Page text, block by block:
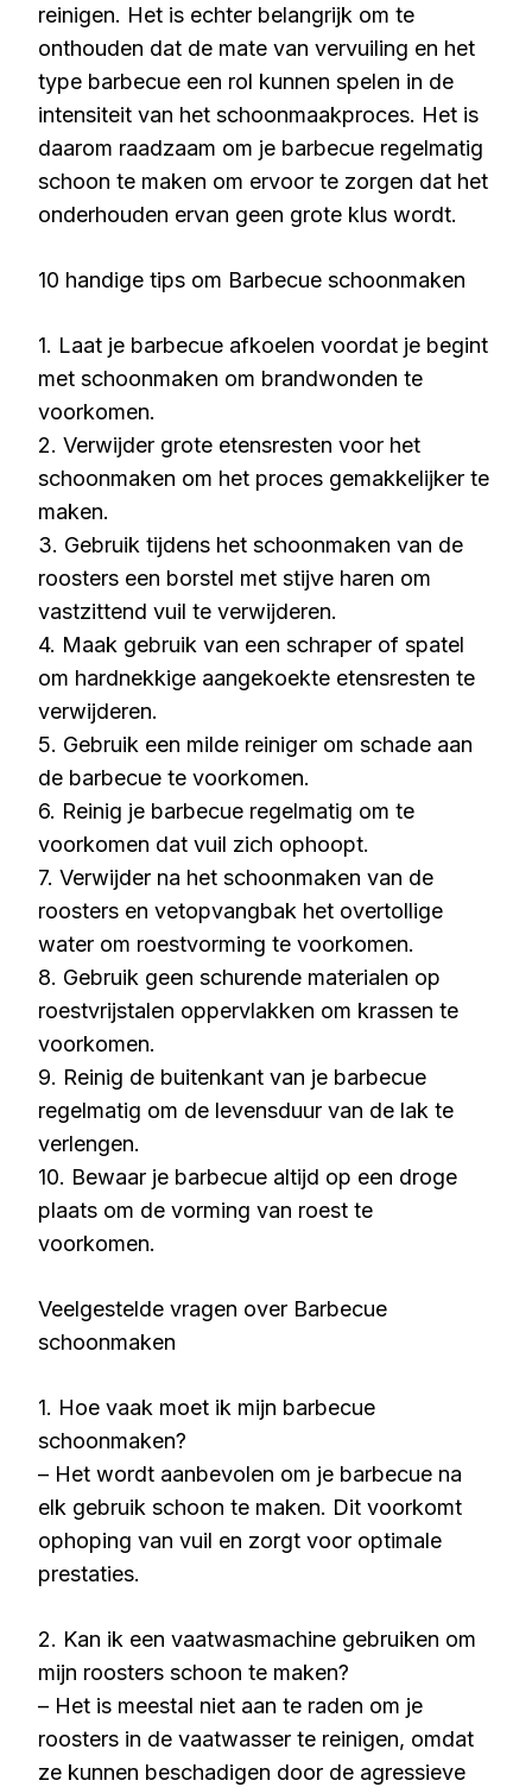
reinigen. Het is echter belangrijk om te
onthouden dat de mate van vervuiling en het
type barbecue een rol kunnen spelen in de
intensiteit van het schoonmaakproces. Het is
daarom raadzaam om je barbecue regelmatig
schoon te maken om ervoor te zorgen dat het
onderhouden ervan geen grote klus wordt.
10 handige tips om Barbecue schoonmaken
1. Laat je barbecue afkoelen voordat je begint
met schoonmaken om brandwonden te
voorkomen.
2. Verwijder grote etensresten voor het
schoonmaken om het proces gemakkelijker te
maken.
3. Gebruik tijdens het schoonmaken van de
roosters een borstel met stijve haren om
vastzittend vuil te verwijderen.
4. Maak gebruik van een schraper of spatel
om hardnekkige aangekoekte etensresten te
verwijderen.
5. Gebruik een milde reiniger om schade aan
de barbecue te voorkomen.
6. Reinig je barbecue regelmatig om te
voorkomen dat vuil zich ophoopt.
7. Verwijder na het schoonmaken van de
roosters en vetopvangbak het overtollige
water om roestvorming te voorkomen.
8. Gebruik geen schurende materialen op
roestvrijstalen oppervlakken om krassen te
voorkomen.
9. Reinig de buitenkant van je barbecue
regelmatig om de levensduur van de lak te
verlengen.
10. Bewaar je barbecue altijd op een droge
plaats om de vorming van roest te
voorkomen.
Veelgestelde vragen over Barbecue
schoonmaken
1. Hoe vaak moet ik mijn barbecue
schoonmaken?
– Het wordt aanbevolen om je barbecue na
elk gebruik schoon te maken. Dit voorkomt
ophoping van vuil en zorgt voor optimale
prestaties.
2. Kan ik een vaatwasmachine gebruiken om
mijn roosters schoon te maken?
– Het is meestal niet aan te raden om je
roosters in de vaatwasser te reinigen, omdat
ze kunnen beschadigen door de agressieve